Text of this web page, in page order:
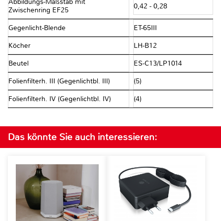
Abbildungs-Maßstab mit
Zwischenring EF25
0,42 - 0,28
Gegenlicht-Blende ET-65III
Köcher LH-B12
Beutel ES-C13/LP1014
Folienfilterh. III (Gegenlichtbl. III) (5)
Folienfilterh. IV (Gegenlichtbl. IV) (4)
Das könnte Sie auch interessieren: